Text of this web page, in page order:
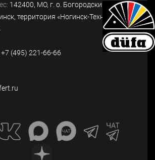
142400, МО, г. о. Богородский, г.
, территория «Ногинск-Технопарк»,
+7 (495) 221-66-66